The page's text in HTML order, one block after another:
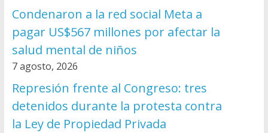
Condenaron a la red social Meta a
pagar US$567 millones por afectar la
salud mental de niños
7 agosto, 2026
Represión frente al Congreso: tres
detenidos durante la protesta contra
la Ley de Propiedad Privada